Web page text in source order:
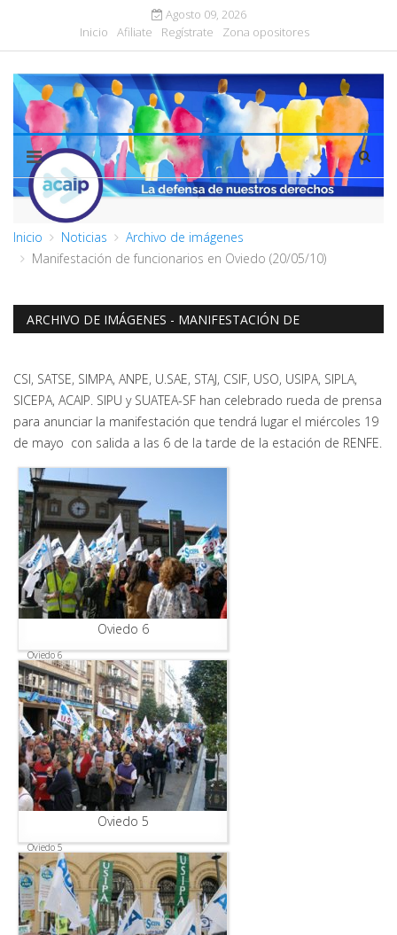
Agosto 09, 2026
Inicio
Afiliate Regístrate Zona opositores
Inicio Noticias
Archivo de imágenes
Manifestación de funcionarios en Oviedo (20/05/10)
ARCHIVO DE IMÁGENES - MANIFESTACIÓN DE
CSI, SATSE, SIMPA, ANPE, U.SAE, STAJ, CSIF, USO, USIPA, SIPLA,
SICEPA, ACAIP. SIPU y SUATEA-SF han celebrado rueda de prensa
para anunciar la manifestación que tendrá lugar el miércoles 19
de mayo con salida a las 6 de la tarde de la estación de RENFE.
Oviedo 6
Oviedo 6
Oviedo 5
Oviedo 5